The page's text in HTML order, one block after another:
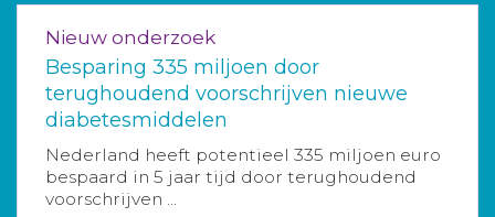
Nieuw onderzoek
Besparing 335 miljoen door
terughoudend voorschrijven nieuwe
diabetesmiddelen
Nederland heeft potentieel 335 miljoen euro
bespaard in 5 jaar tijd door terughoudend
voorschrijven ...